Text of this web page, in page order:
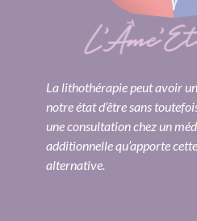
La lithothérapie peut avoir
notre état d’être sans
une consultation chez un
additionnelle qu’apporte
alternative.